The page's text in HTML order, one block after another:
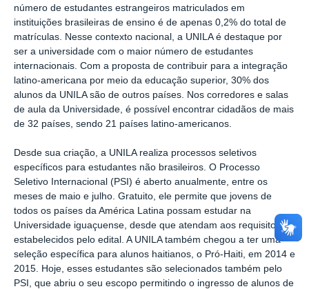
número de estudantes estrangeiros matriculados em
instituições brasileiras de ensino é de apenas 0,2% do total de
matrículas. Nesse contexto nacional, a UNILA é destaque por
ser a universidade com o maior número de estudantes
internacionais. Com a proposta de contribuir para a integração
latino-americana por meio da educação superior, 30% dos
alunos da UNILA são de outros países. Nos corredores e salas
de aula da Universidade, é possível encontrar cidadãos de mais
de 32 países, sendo 21 países latino-americanos.
Desde sua criação, a UNILA realiza processos seletivos
específicos para estudantes não brasileiros. O Processo
Seletivo Internacional (PSI) é aberto anualmente, entre os
meses de maio e julho. Gratuito, ele permite que jovens de
todos os países da América Latina possam estudar na
Universidade iguaçuense, desde que atendam aos requisitos
estabelecidos pelo edital. A UNILA também chegou a ter uma
seleção específica para alunos haitianos, o Pró-Haiti, em 2014 e
2015. Hoje, esses estudantes são selecionados também pelo
PSI, que abriu o seu escopo permitindo o ingresso de alunos de